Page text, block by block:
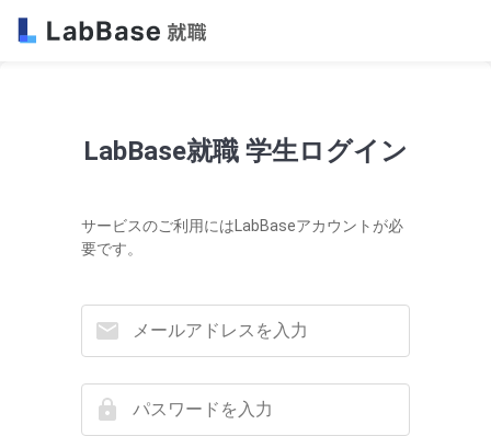
LabBase就職 学生ログイン
サービスのご利用にはLabBaseアカウントが必
要です。